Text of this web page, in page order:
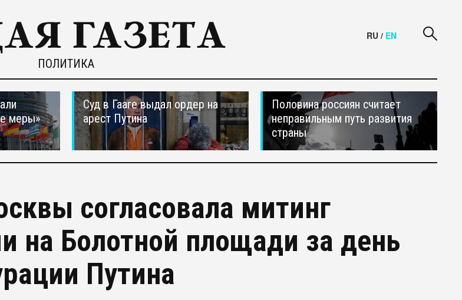
ПОЛИТИКА
RU / EN
меры»
Суд в Гааге выдал ордер на
арест Путина
Половина россиян считает
неправильным путь развития
страны
согласовала митинг
на Болотной площади за день
Путина